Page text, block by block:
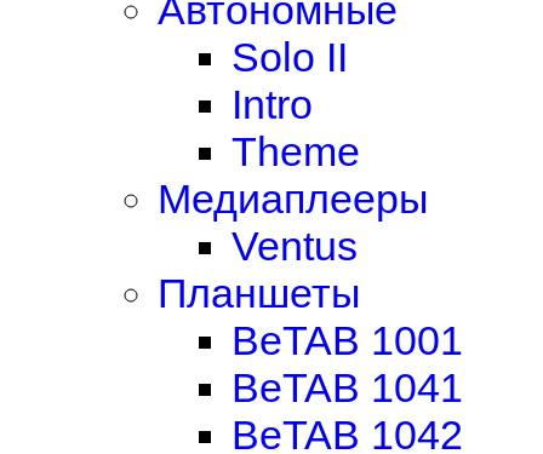
Автономные
Solo II
Intro
Theme
Медиаплееры
Ventus
Планшеты
BeTAB 1001
BeTAB 1041
BeTAB 1042